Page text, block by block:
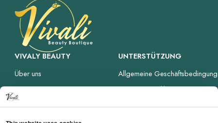
VIVALY BEAUTY
Über uns
Impressum
Dienstleistungen
Preisliste
UNTERSTÜTZUNG
Allgemeine
Datenschutzerklärung
Rückgaberichtlinien